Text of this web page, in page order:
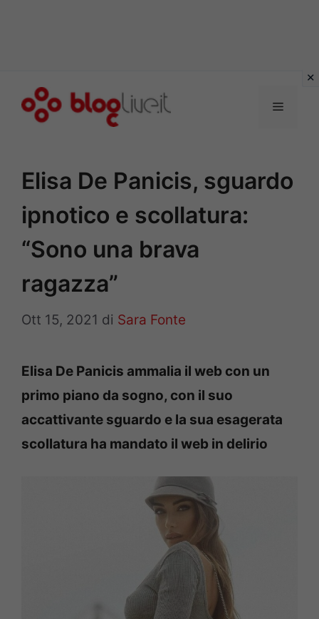
Menu
Elisa De Panicis, sguardo
ipnotico e scollatura:
“Sono una brava
ragazza”
Ott 15, 2021 di Sara Fonte
Elisa De Panicis ammalia il web con un
primo piano da sogno, con il suo
accattivante sguardo e la sua esagerata
scollatura ha mandato il web in delirio